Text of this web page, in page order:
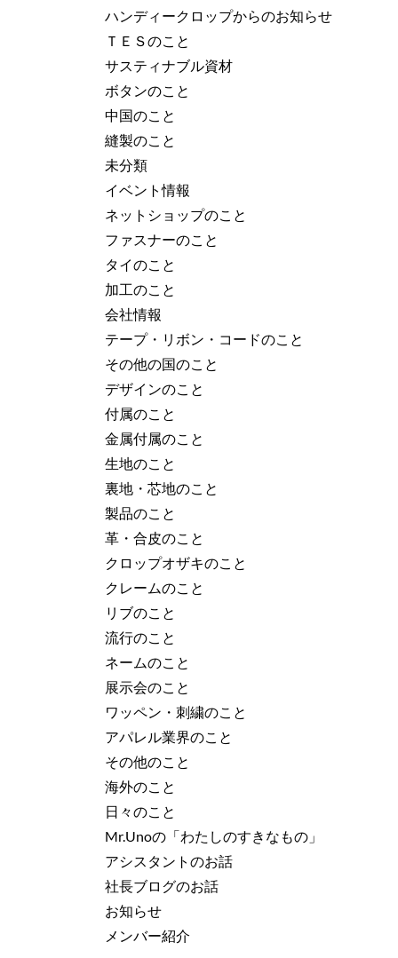
ハンディークロップからのお知らせ
ＴＥＳのこと
サスティナブル資材
ボタンのこと
中国のこと
縫製のこと
未分類
イベント情報
ネットショップのこと
ファスナーのこと
タイのこと
加工のこと
会社情報
テープ・リボン・コードのこと
その他の国のこと
デザインのこと
付属のこと
金属付属のこと
生地のこと
裏地・芯地のこと
製品のこと
革・合皮のこと
クロップオザキのこと
クレームのこと
リブのこと
流行のこと
ネームのこと
展示会のこと
ワッペン・刺繍のこと
アパレル業界のこと
その他のこと
海外のこと
日々のこと
Mr.Unoの「わたしのすきなもの」
アシスタントのお話
社長ブログのお話
お知らせ
メンバー紹介